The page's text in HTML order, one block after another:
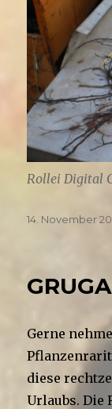
Rollei Digital
Veröffentlicht
14. November
Gerne
diese
Urlaubs. Die